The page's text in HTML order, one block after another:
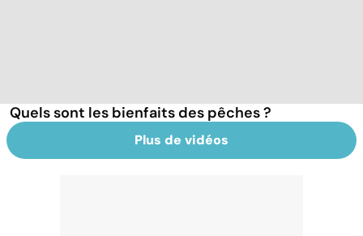
Quels sont les bienfaits des pêches ?
Plus de vidéos